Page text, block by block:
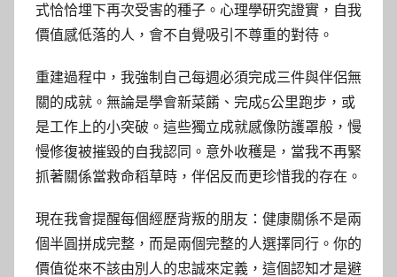
式恰恰埋下再次受害的種子。心理學研究證實，自我
價值感低落的人，會不自覺吸引不尊重的對待。
重建過程中，我強制自己每週必須完成三件與伴侶無
關的成就。無論是學會新菜餚、完成5公里跑步，或
是工作上的小突破。這些獨立成就感像防護罩般，慢
慢修復被摧毀的自我認同。意外收穫是，當我不再緊
抓著關係當救命稻草時，伴侶反而更珍惜我的存在。
現在我會提醒每個經歷背叛的朋友：健康關係不是兩
個半圓拼成完整，而是兩個完整的人選擇同行。你的
價值從來不該由別人的忠誠來定義，這個認知才是避